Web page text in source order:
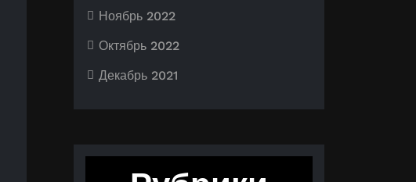
Ноябрь 2022
Октябрь 2022
Декабрь 2021